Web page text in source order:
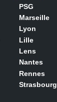
PSG
Marseille
Lyon
Lille
Lens
Nantes
Rennes
Strasbourg